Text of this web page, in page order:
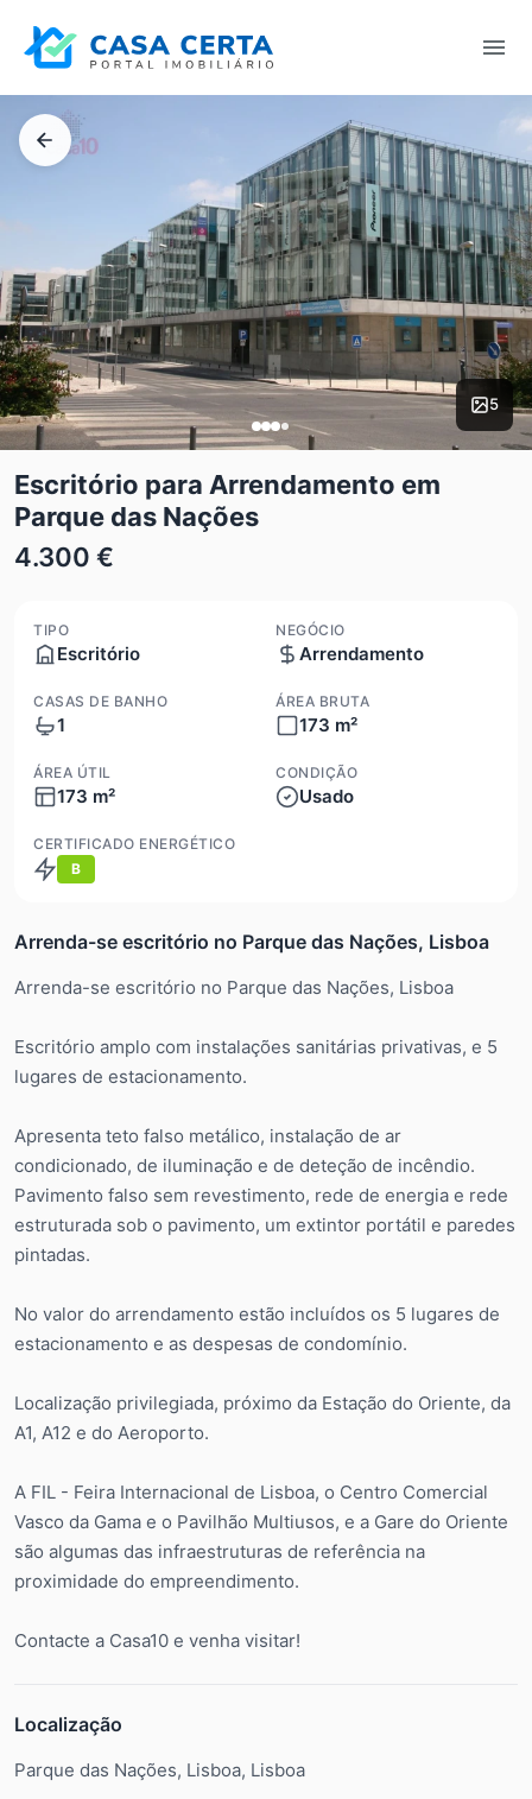
5
Escritório para Arrendamento em
Parque das Nações
4.300 €
TIPO
Escritório
NEGÓCIO
Arrendamento
CASAS DE BANHO
1
ÁREA BRUTA
173 m²
ÁREA ÚTIL
173 m²
CONDIÇÃO
Usado
CERTIFICADO ENERGÉTICO
B
Arrenda-se escritório no Parque das Nações, Lisboa
Arrenda-se escritório no Parque das Nações, Lisboa
Escritório amplo com instalações sanitárias privativas, e 5
lugares de estacionamento.
Apresenta teto falso metálico, instalação de ar
condicionado, de iluminação e de deteção de incêndio.
Pavimento falso sem revestimento, rede de energia e rede
estruturada sob o pavimento, um extintor portátil e paredes
pintadas.
No valor do arrendamento estão incluídos os 5 lugares de
estacionamento e as despesas de condomínio.
Localização privilegiada, próximo da Estação do Oriente, da
A1, A12 e do Aeroporto.
A FIL - Feira Internacional de Lisboa, o Centro Comercial
Vasco da Gama e o Pavilhão Multiusos, e a Gare do Oriente
são algumas das infraestruturas de referência na
proximidade do empreendimento.
Contacte a Casa10 e venha visitar!
Localização
Parque das Nações, Lisboa, Lisboa